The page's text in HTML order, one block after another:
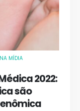
MÍDIA
2022:
são